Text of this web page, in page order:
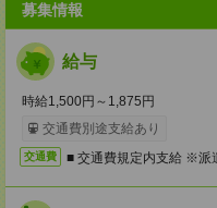
募集情報
給与
時給1,500円～1,875円
交通費別途支給あり
交通費 ■ 交通費規定内支給 ※派